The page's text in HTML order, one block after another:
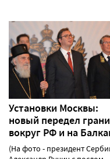
Установки Москвы:
новый передел
вокруг РФ и на
(На фото - президент